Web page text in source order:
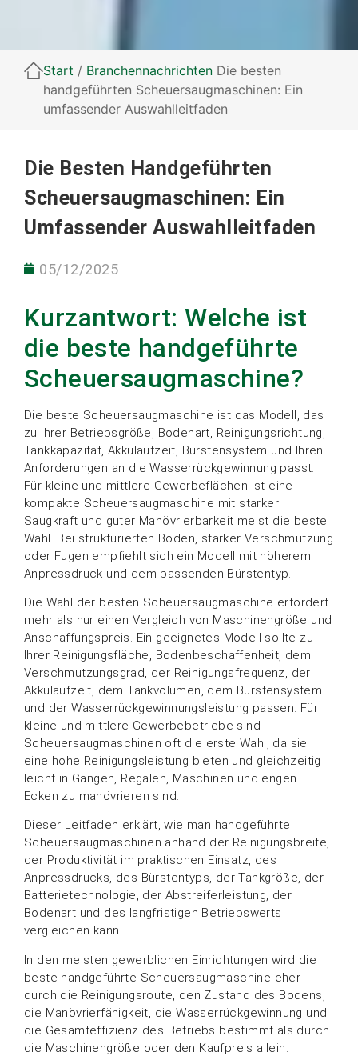
Start / Branchennachrichten Die besten
handgeführten Scheuersaugmaschinen: Ein
umfassender Auswahlleitfaden
Die Besten Handgeführten
Scheuersaugmaschinen: Ein
Umfassender Auswahlleitfaden
05/12/2025
Kurzantwort: Welche ist
die beste handgeführte
Scheuersaugmaschine?
Die beste Scheuersaugmaschine ist das Modell, das
zu Ihrer Betriebsgröße, Bodenart, Reinigungsrichtung,
Tankkapazität, Akkulaufzeit, Bürstensystem und Ihren
Anforderungen an die Wasserrückgewinnung passt.
Für kleine und mittlere Gewerbeflächen ist eine
kompakte Scheuersaugmaschine mit starker
Saugkraft und guter Manövrierbarkeit meist die beste
Wahl. Bei strukturierten Böden, starker Verschmutzung
oder Fugen empfiehlt sich ein Modell mit höherem
Anpressdruck und dem passenden Bürstentyp.
Die Wahl der besten Scheuersaugmaschine erfordert
mehr als nur einen Vergleich von Maschinengröße und
Anschaffungspreis. Ein geeignetes Modell sollte zu
Ihrer Reinigungsfläche, Bodenbeschaffenheit, dem
Verschmutzungsgrad, der Reinigungsfrequenz, der
Akkulaufzeit, dem Tankvolumen, dem Bürstensystem
und der Wasserrückgewinnungsleistung passen. Für
kleine und mittlere Gewerbebetriebe sind
Scheuersaugmaschinen oft die erste Wahl, da sie
eine hohe Reinigungsleistung bieten und gleichzeitig
leicht in Gängen, Regalen, Maschinen und engen
Ecken zu manövrieren sind.
Dieser Leitfaden erklärt, wie man handgeführte
Scheuersaugmaschinen anhand der Reinigungsbreite,
der Produktivität im praktischen Einsatz, des
Anpressdrucks, des Bürstentyps, der Tankgröße, der
Batterietechnologie, der Abstreiferleistung, der
Bodenart und des langfristigen Betriebswerts
vergleichen kann.
In den meisten gewerblichen Einrichtungen wird die
beste handgeführte Scheuersaugmaschine eher
durch die Reinigungsroute, den Zustand des Bodens,
die Manövrierfähigkeit, die Wasserrückgewinnung und
die Gesamteffizienz des Betriebs bestimmt als durch
die Maschinengröße oder den Kaufpreis allein.